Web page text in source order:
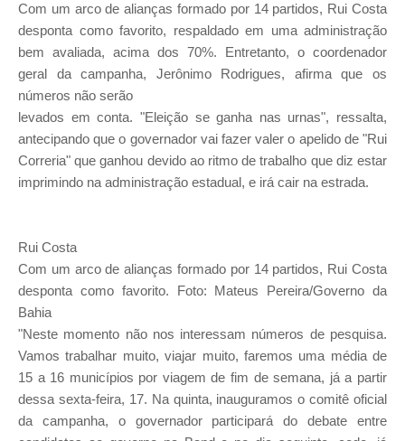
Com um arco de alianças formado por 14 partidos, Rui Costa
desponta como favorito, respaldado em uma administração
bem avaliada, acima dos 70%. Entretanto, o coordenador
geral da campanha, Jerônimo Rodrigues, afirma que os
números não serão
levados em conta. "Eleição se ganha nas urnas", ressalta,
antecipando que o governador vai fazer valer o apelido de "Rui
Correria" que ganhou devido ao ritmo de trabalho que diz estar
imprimindo na administração estadual, e irá cair na estrada.
Rui Costa
Com um arco de alianças formado por 14 partidos, Rui Costa
desponta como favorito. Foto: Mateus Pereira/Governo da
Bahia
"Neste momento não nos interessam números de pesquisa.
Vamos trabalhar muito, viajar muito, faremos uma média de
15 a 16 municípios por viagem de fim de semana, já a partir
dessa sexta-feira, 17. Na quinta, inauguramos o comitê oficial
da campanha, o governador participará do debate entre